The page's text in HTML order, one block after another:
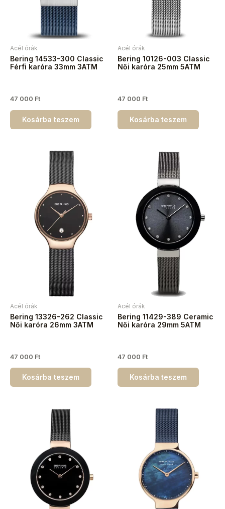
Acél órák
Bering 14533-300 Classic
Férfi karóra 33mm 3ATM
47 000 Ft
Kosárba teszem
Acél órák
Bering 10126-003 Classic
Női karóra 25mm 5ATM
47 000 Ft
Kosárba teszem
Acél órák
Bering 13326-262 Classic
Női karóra 26mm 3ATM
47 000 Ft
Kosárba teszem
Acél órák
Bering 11429-389 Ceramic
Női karóra 29mm 5ATM
47 000 Ft
Kosárba teszem